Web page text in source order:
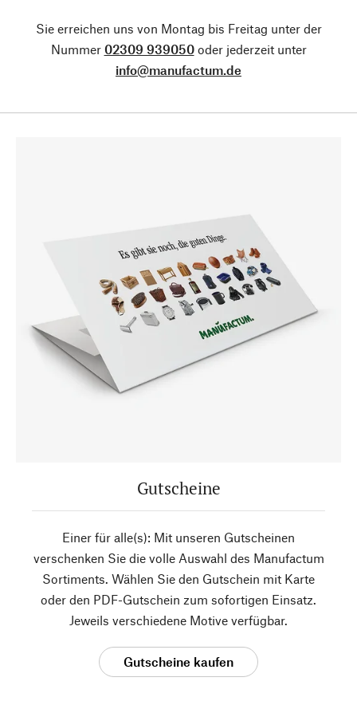
Sie erreichen uns von Montag bis Freitag unter der
Nummer 02309 939050oder jederzeit unter
info@manufactum.de
Gutscheine
Einer für alle(s): Mit unseren Gutscheinen
verschenken Sie die volle Auswahl des Manufactum
Sortiments. Wählen Sie den Gutschein mit Karte
oder den PDF-Gutschein zum sofortigen Einsatz.
Jeweils verschiedene Motive verfügbar.
Gutscheine kaufen